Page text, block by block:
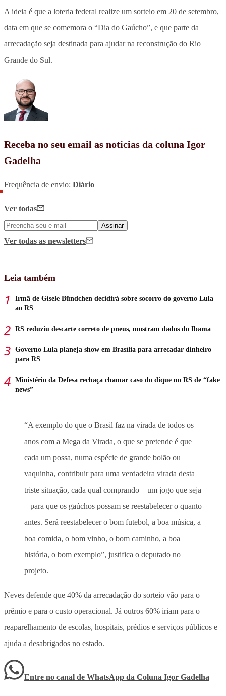
A ideia é que a loteria federal realize um sorteio em 20 de setembro,
data em que se comemora o “Dia do Gaúcho”, e que parte da
arrecadação seja destinada para ajudar na reconstrução do Rio
Grande do Sul.
Receba no seu email as notícias da coluna Igor
Gadelha
Frequência de envio: Diário
Ver todas
Assinar
Ver todas as newsletters
Leia também
Irmã de Gisele Bündchen decidirá sobre socorro do governo Lula
ao RS
RS reduziu descarte correto de pneus, mostram dados do Ibama
Governo Lula planeja show em Brasília para arrecadar dinheiro
para RS
Ministério da Defesa rechaça chamar caso do dique no RS de “fake
news”
“A exemplo do que o Brasil faz na virada de todos os
anos com a Mega da Virada, o que se pretende é que
cada um possa, numa espécie de grande bolão ou
vaquinha, contribuir para uma verdadeira virada desta
triste situação, cada qual comprando – um jogo que seja
– para que os gaúchos possam se reestabelecer o quanto
antes. Será reestabelecer o bom futebol, a boa música, a
boa comida, o bom vinho, o bom caminho, a boa
história, o bom exemplo”, justifica o deputado no
projeto.
Neves defende que 40% da arrecadação do sorteio vão para o
prêmio e para o custo operacional. Já outros 60% iriam para o
reaparelhamento de escolas, hospitais, prédios e serviços públicos e
ajuda a desabrigados no estado.
Entre no canal de WhatsApp da Coluna Igor Gadelha